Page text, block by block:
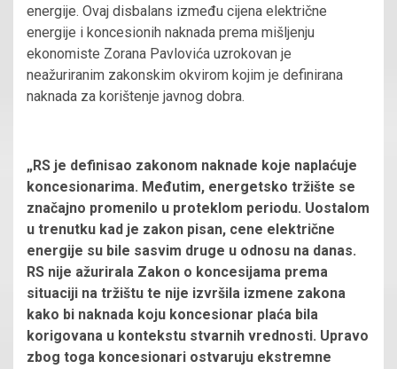
energije. Ovaj disbalans između cijena električne
energije i koncesionih naknada prema mišljenju
ekonomiste Zorana Pavlovića uzrokovan je
neažuriranim zakonskim okvirom kojim je definirana
naknada za korištenje javnog dobra.
„RS je definisao zakonom naknade koje naplaćuje
koncesionarima. Međutim, energetsko tržište se
značajno promenilo u proteklom periodu. Uostalom
u trenutku kad je zakon pisan, cene električne
energije su bile sasvim druge u odnosu na danas.
RS nije ažurirala Zakon o koncesijama prema
situaciji na tržištu te nije izvršila izmene zakona
kako bi naknada koju koncesionar plaća bila
korigovana u kontekstu stvarnih vrednosti. Upravo
zbog toga koncesionari ostvaruju ekstremne